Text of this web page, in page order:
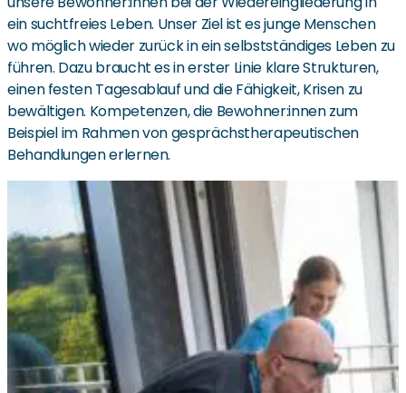
ein suchtfreies Leben. Unser Ziel ist es junge Menschen
wo möglich wieder zurück in ein selbstständiges Leben zu
führen. Dazu braucht es in erster Linie klare Strukturen,
einen festen Tagesablauf und die Fähigkeit, Krisen zu
bewältigen. Kompetenzen, die Bewohner:innen zum
Beispiel im Rahmen von gesprächstherapeutischen
Behandlungen erlernen.